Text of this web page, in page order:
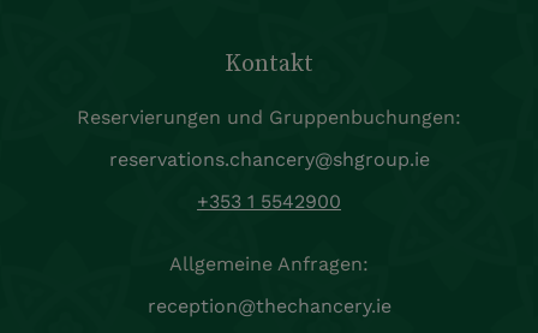
Kontakt
Reservierungen und Gruppenbuchungen:
reservations.chancery@shgroup.ie
+353 1 5542900
Allgemeine Anfragen:
reception@thechancery.ie